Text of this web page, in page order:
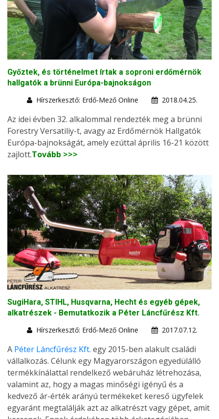
Győztek, és történelmet írtak a soproni erdőmérnök
hallgatók a brünni Európa-bajnokságon
Hírszerkesztő: Erdő-Mező Online
2018.04.25.
Az idei évben 32. alkalommal rendezték meg a brünni
Forestry Versatiliy-t, avagy az Erdőmérnök Hallgatók
Európa-bajnokságát, amely ezúttal április 16-21 között
zajlott.Tovább >>>
SugiHara, STIHL, Husqvarna, Hecht és egyéb gépek,
alkatrészek - Bemutatkozik a Péter Láncfűrész Kft.
Hírszerkesztő: Erdő-Mező Online
2017.07.12.
A Péter Láncfűrész Kft. egy 2015-ben alakult családi
vállalkozás. Célunk egy Magyarországon egyedülálló
termékkínálattal rendelkező webáruház létrehozása,
valamint az, hogy a magas minőségi igényű és a
kedvező ár-érték arányú termékeket kereső ügyfelek
egyaránt megtalálják azt az alkatrészt vagy gépet, amit